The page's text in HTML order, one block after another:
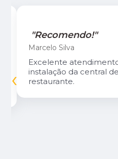
"Recomendo!"
Marcelo Silva
Excelente
instalação da central
restaurante.
‹